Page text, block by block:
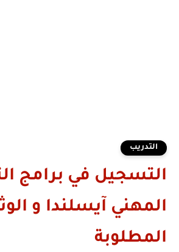
التدريب
التسجيل في برامج
المهني آيسلندا و
المطلوبة